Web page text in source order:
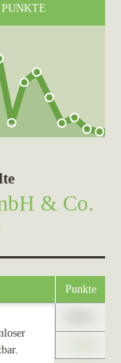
PUNKTE
& Co.
Punkte